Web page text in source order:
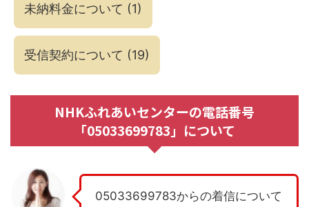
未納料金について (1)
受信契約について (19)
NHKふれあいセンターの電話番号
「05033699783」について
05033699783からの着信について